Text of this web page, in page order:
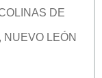
DE
LEÓN